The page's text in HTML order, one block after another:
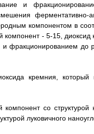
и
ферментативно-
компонентом в
- 5-15, диоксид
фракционированием до
кремния,
со структурой
луковичного